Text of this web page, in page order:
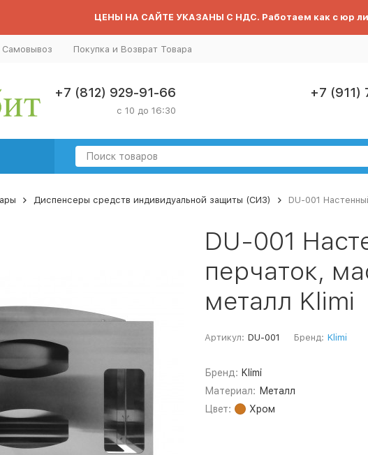
ЦЕНЫ НА САЙТЕ УКАЗАНЫ С НДС. Работаем как с юр
Самовывоз Покупка и Возврат Товара
+7 (812) 929-91-66
с 10 до 16:30
+7 (911)
Диспенсеры средств индивидуальной защиты (СИЗ) DU-001
DU-001
перчаток,
металл Klimi
Артикул: DU-001 Бренд: Klimi
Бренд: Klimi
Материал: Металл
Цвет:
Хром